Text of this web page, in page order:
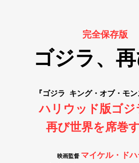
完全保存版
ゴジラ、再
『ゴジラ キング・オブ・モン
ハリウッド版ゴジ
再び世界を席巻す
映画監督 マイケル・ドハ